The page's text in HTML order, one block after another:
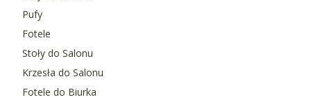
Pufy
Fotele
Stoły do Salonu
Krzesła do Salonu
Fotele do Biurka